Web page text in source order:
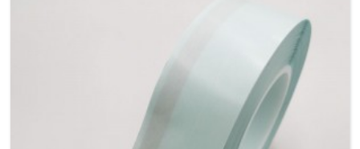
manusear e sem bagunça que se funde quando esticada,
então você precisa esticar a fita antes de enrolar na haste
para liberar a viscosidade.É geralmente usado para
embrulhar caules de buquês, embrulhar hastes de flores
artificiais, embrulhar presentes, etc.
O tamanho geral da nossa fita floral verde escuro é de 12
mm * 30 jardas por rolo, outras cores estão disponíveis